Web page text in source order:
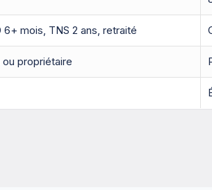
6+ mois, TNS 2 ans, retraité
propriétaire